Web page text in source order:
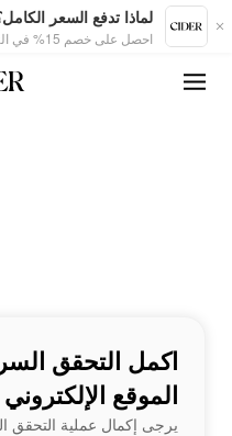
لماذا تدفع السعر
احصل على خصم 15% في التطبيق
اكمل التحقق
الموقع الإلكتروني
يرجى إكمال عملية التحقق